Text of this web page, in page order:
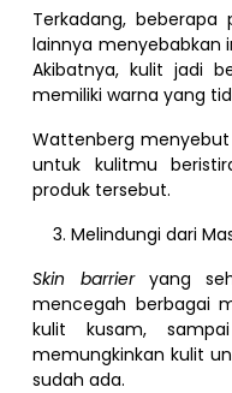
Terkadang, beberapa
lainnya menyebabkan
Akibatnya, kulit jadi
memiliki warna yang
Wattenberg
untuk kulitmu
produk tersebut.
Melindungi dari
Skin barrier yang
mencegah berbagai
kulit kusam,
memungkinkan kulit
sudah ada.